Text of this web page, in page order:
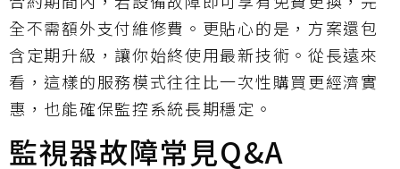
全不需額外支付維修費。更貼心的是，方案還包
含定期升級，讓你始終使用最新技術。從長遠來
看，這樣的服務模式往往比一次性購買更經濟實
惠，也能確保監控系統長期穩定。
監視器故障常見Q&A